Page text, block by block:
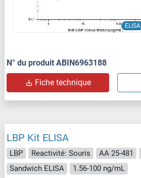
ELISA
N° du produit ABIN6963188
Fiche technique
LBP Kit ELISA
LBP Reactivité: Souris AA 25-481
Sandwich ELISA
1.56-100 ng/mL